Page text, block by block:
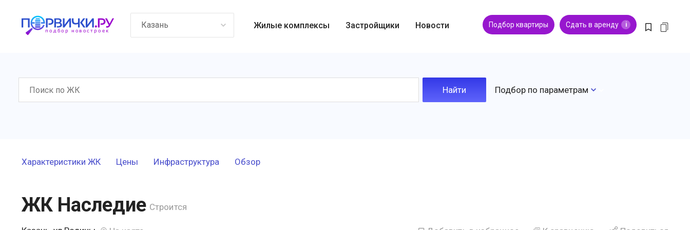
Казань Жилые комплексы Застройщики Новости Подбор квартиры Сдать в аренду i
Подбор по параметрам
Характеристики ЖК Цены Инфраструктура Обзор
ЖК Наследие Строится